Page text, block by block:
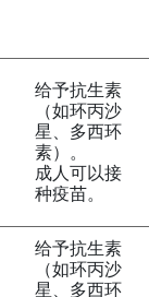
给予抗生素
（如环丙沙
星、多西环
素）。
成人可以接
种疫苗。
给予抗生素
（如环丙沙
星、多西环